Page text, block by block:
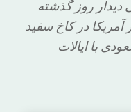
دیدار روز گذشته
آمریکا در کاخ سفید
با ایالات